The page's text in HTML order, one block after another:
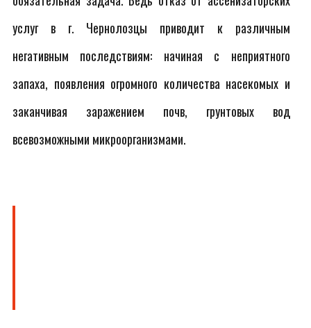
услуг в г. Чернолозцы приводит к различным
негативным последствиям: начиная с неприятного
запаха, появления огромного количества насекомых и
заканчивая заражением почв, грунтовых вод
всевозможными микроорганизмами.